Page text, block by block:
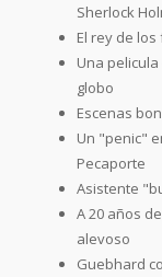
Sherlock
El rey de
Una
globo
Escenas
Un "penic"
Pecaporte
Asistente
A 20 años
alevoso
Guebhard